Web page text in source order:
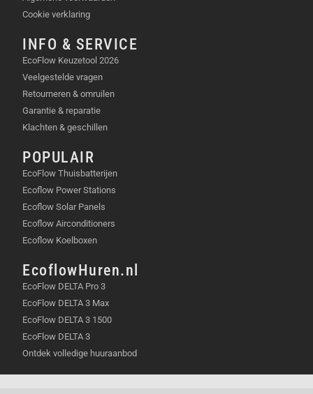
Cookie verklaring
INFO & SERVICE
EcoFlow Keuzetool 2026
Veelgestelde vragen
Retourneren & omruilen
Garantie & reparatie
Klachten & geschillen
POPULAIR
EcoFlow Thuisbatterijen
Ecoflow Power Stations
Ecoflow Solar Panels
Ecoflow Airconditioners
Ecoflow Koelboxen
EcoflowHuren.nl
EcoFlow DELTA Pro 3
EcoFlow DELTA 3 Max
EcoFlow DELTA 3 1500
EcoFlow DELTA 3
Ontdek volledige huuraanbod